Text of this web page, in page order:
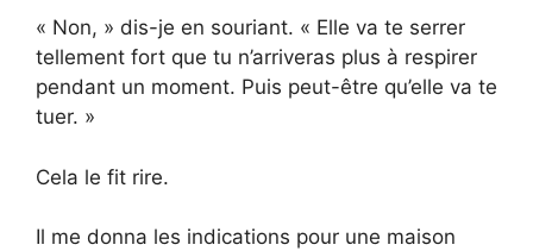
« Non, » dis-je en souriant. « Elle va te serrer
tellement fort que tu n’arriveras plus à respirer
pendant un moment. Puis peut-être qu’elle va te
tuer. »
Cela le fit rire.
Il me donna les indications pour une maison